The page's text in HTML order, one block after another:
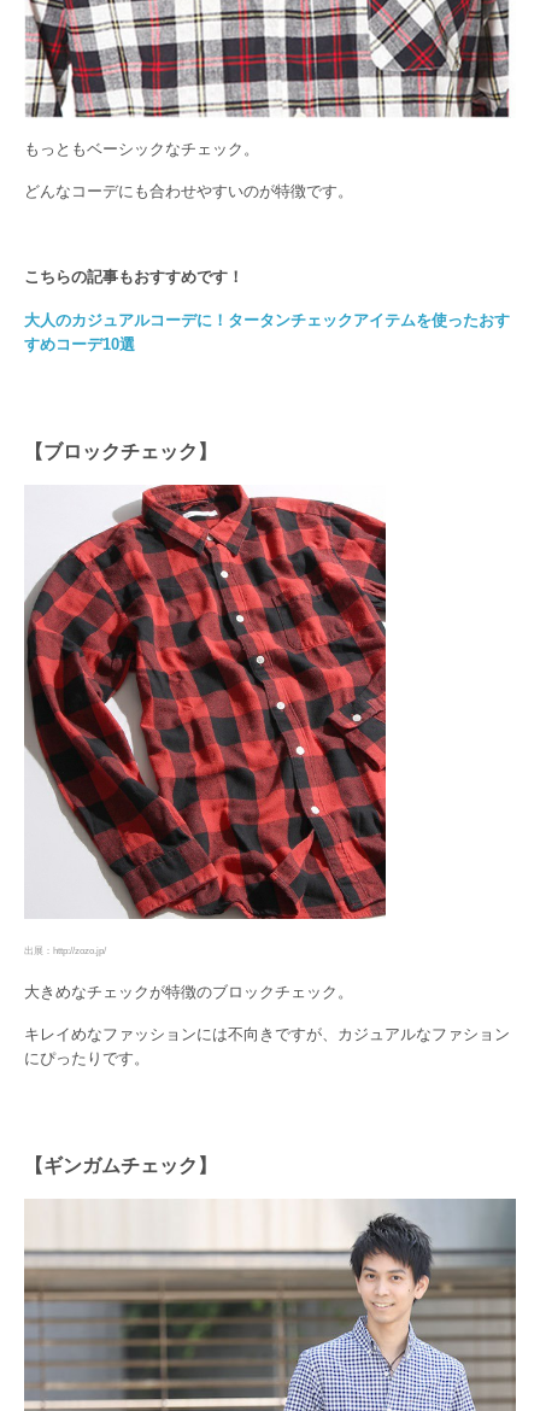
もっともベーシックなチェック。
どんなコーデにも合わせやすいのが特徴です。
こちらの記事もおすすめです！
大人のカジュアルコーデに！タータンチェックアイテムを使ったおす
すめコーデ10選
【ブロックチェック】
出展：http://zozo.jp/
大きめなチェックが特徴のブロックチェック。
キレイめなファッションには不向きですが、カジュアルなファション
にぴったりです。
【ギンガムチェック】